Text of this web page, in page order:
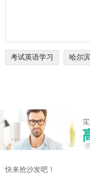
考试英语学习 哈尔滨
快来抢沙发吧！